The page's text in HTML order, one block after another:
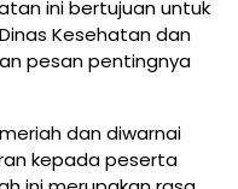
ini bertujuan untuk
Kesehatan dan
pesan pentingnya
dan diwarnai
kepada peserta